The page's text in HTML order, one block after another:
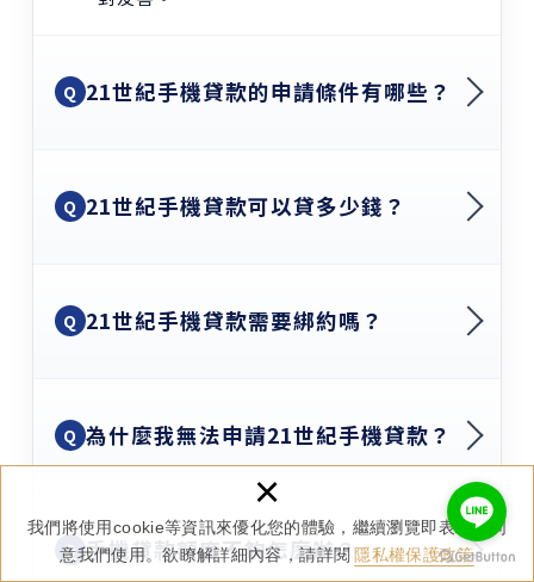
我們將使用cookie等資訊來優化您的體驗，繼續瀏覽即表示您同
意我們使用。欲瞭解詳細內容，請詳閱 隱私權保護政策
×
Q 21世紀手機貸款的申請條件有哪些？
Q 21世紀手機貸款可以貸多少錢？
Q 21世紀手機貸款需要綁約嗎？
Q 為什麼我無法申請21世紀手機貸款？
Q 手機貸款額度不夠怎麼辦？